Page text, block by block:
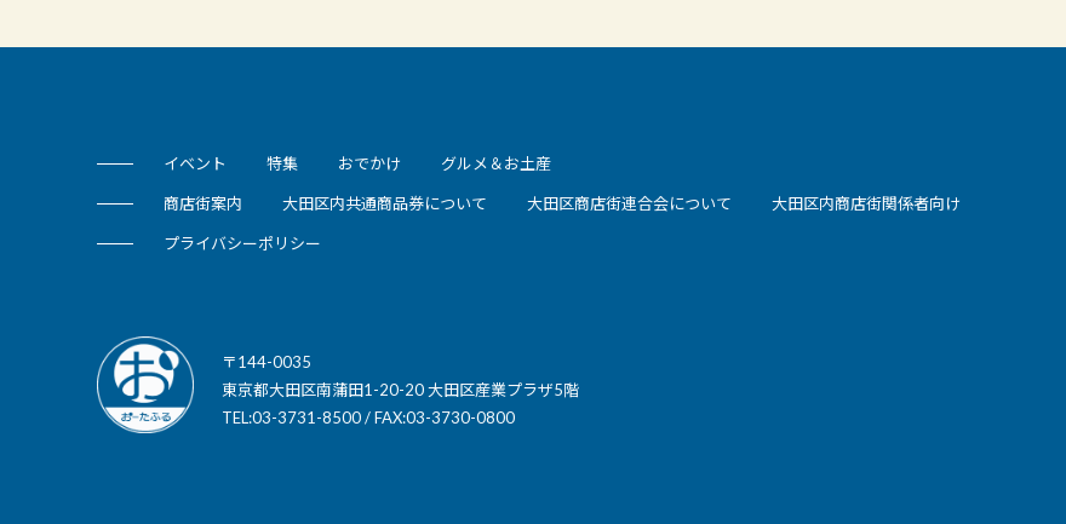
イベント 特集 おでかけ グルメ＆お土産
商店街案内 大田区内共通商品券について 大田区商店街連合会について 大田区内商店街関係者向け
プライバシーポリシー
〒144-0035
東京都大田区南蒲田1-20-20 大田区産業プラザ5階
TEL:03-3731-8500 / FAX:03-3730-0800